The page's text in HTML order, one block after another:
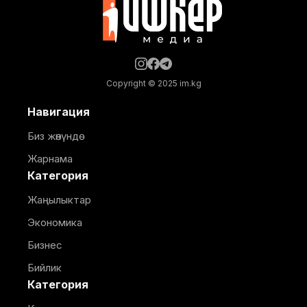
Copyright © 2025 im.kg
Навигация
Биз жөнүндө
Жарнама
Категория
Жаңылыктар
Экономика
Бизнес
Бийлик
Категория